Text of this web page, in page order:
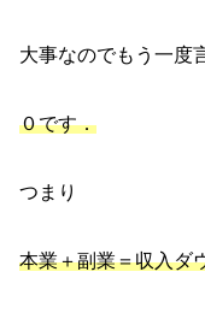
大事なのでもう一度
０です．
つまり
本業＋副業＝収入ダ